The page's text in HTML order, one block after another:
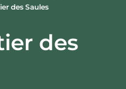
des Saules
des